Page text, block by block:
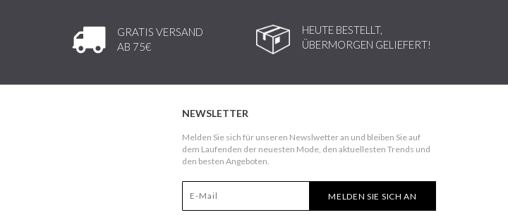
GRATIS VERSAND
AB 75€
HEUTE BESTELLT,
ÜBERMORGEN GELIEFERT!
NEWSLETTER
Melden Sie sich für unseren Newslwetter an und bleiben Sie auf
dem Laufenden der neuesten Mode, den aktuellesten Trends und
den besten Angeboten.
MELDEN SIE SICH AN